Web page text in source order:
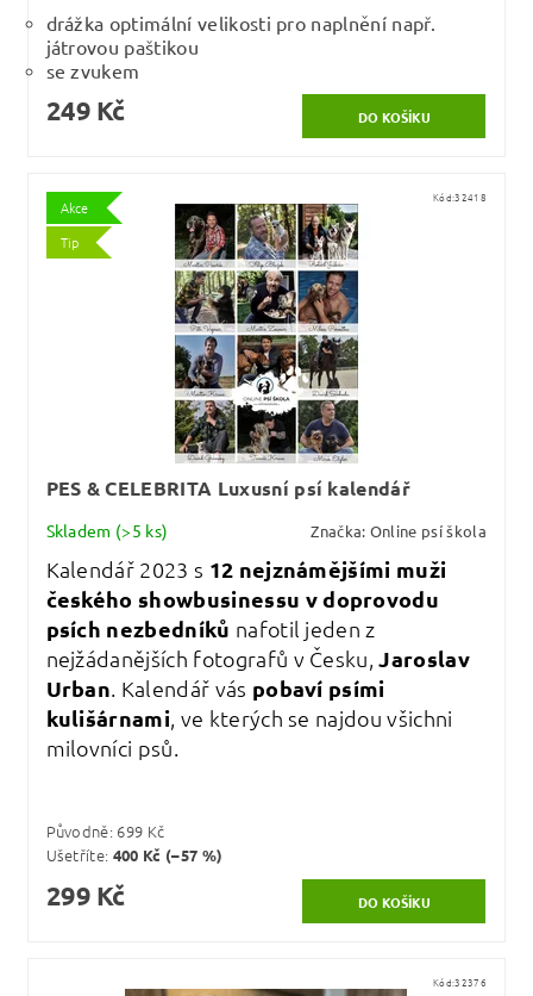
drážka optimální velikosti pro naplnění např.
játrovou paštikou
se zvukem
249 Kč
Akce
Tip
Kód:32418
PES & CELEBRITA Luxusní psí kalendář
Skladem (>5 ks) Značka: Online psí škola
Kalendář 2023 s 12 nejznámějšími muži
českého showbusinessu v doprovodu
psích nezbedníků nafotil jeden z
nejžádanějších fotografů v Česku,Jaroslav
Urban. Kalendář vás pobaví psími
kulišárnami, ve kterých se najdou všichni
milovníci psů.
Původně: 699 Kč
Ušetříte: 400 Kč (–57 %)
299 Kč
Kód:32376